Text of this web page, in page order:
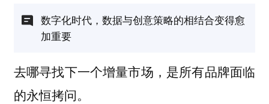
数字化时代，数据与创意策略的相结合变得愈
加重要
去哪寻找下一个增量市场，是所有品牌面临
的永恒拷问。